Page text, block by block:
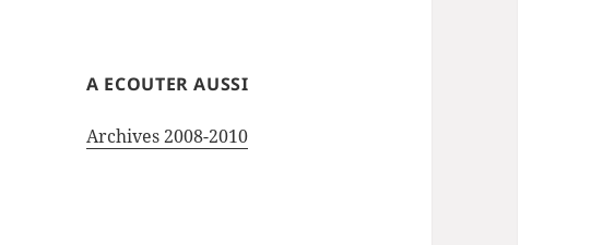
A ECOUTER AUSSI
Archives 2008-2010